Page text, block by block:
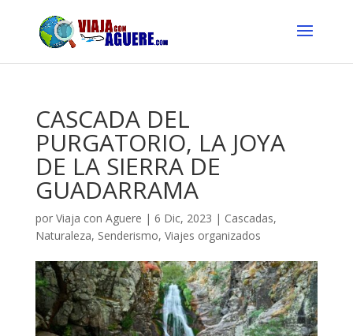
CASCADA DEL
PURGATORIO, LA JOYA
DE LA SIERRA DE
GUADARRAMA
por Viaja con Aguere | 6 Dic, 2023 | Cascadas,
Naturaleza, Senderismo, Viajes organizados